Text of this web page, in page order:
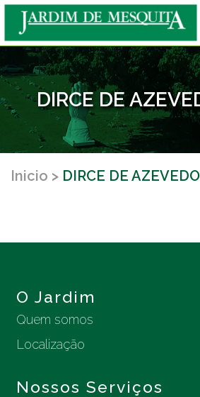
DIRCE DE
Inicio DIRCE DE
O Jardim
Quem somos
Localização
Nossos Serviços